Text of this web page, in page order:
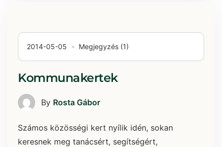
2014-05-05 Megjegyzés (1)
Kommunakertek
By Rosta Gábor
Számos közösségi kert nyílik idén, sokan
keresnek meg tanácsért, segítségért,